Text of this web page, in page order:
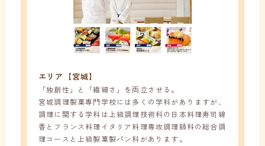
エリア【宮城】
「独創性」と「繊細さ」を両立させる。
宮城調理製菓専門学校には多くの学科がありますが、
調理に関する学科は上級調理技術科の日本料理寿司線
香とフランス料理イタリア料理専攻調理師科の総合調
理コースと上級製菓製パン科があります。